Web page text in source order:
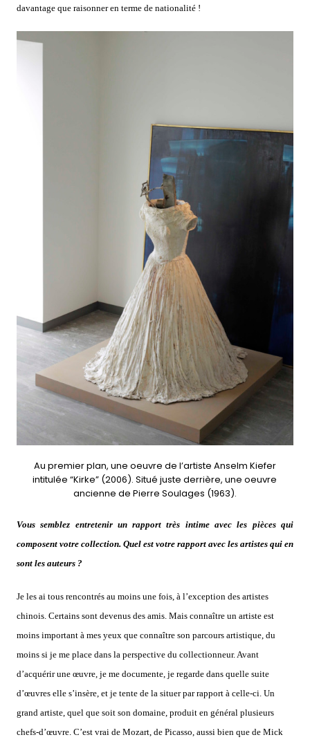
davantage que raisonner en terme de nationalité !
Au premier plan, une oeuvre de l’artiste Anselm Kiefer
intitulée “Kirke” (2006). Situé juste derrière, une oeuvre
ancienne de Pierre Soulages (1963).
Vous semblez entretenir un rapport très intime avec les pièces qui
composent votre collection. Quel est votre rapport avec les artistes qui en
sont les auteurs ?
Je les ai tous rencontrés au moins une fois, à l’exception des artistes
chinois. Certains sont devenus des amis. Mais connaître un artiste est
moins important à mes yeux que connaître son parcours artistique, du
moins si je me place dans la perspective du collectionneur. Avant
d’acquérir une œuvre, je me documente, je regarde dans quelle suite
d’œuvres elle s’insère, et je tente de la situer par rapport à celle-ci. Un
grand artiste, quel que soit son domaine, produit en général plusieurs
chefs-d’œuvre. C’est vrai de Mozart, de Picasso, aussi bien que de Mick